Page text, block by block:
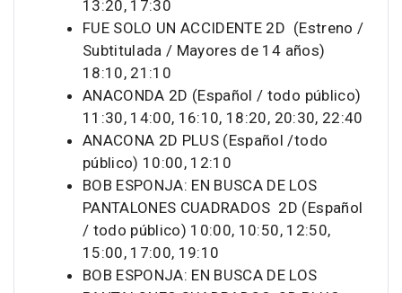
13:20, 17:30
FUE SOLO UN ACCIDENTE 2D (Estreno /
Subtitulada / Mayores de 14 años)
18:10, 21:10
ANACONDA 2D (Español / todo público)
11:30, 14:00, 16:10, 18:20, 20:30, 22:40
ANACONA 2D PLUS (Español /todo
público) 10:00, 12:10
BOB ESPONJA: EN BUSCA DE LOS
PANTALONES CUADRADOS 2D (Español
/ todo público) 10:00, 10:50, 12:50,
15:00, 17:00, 19:10
BOB ESPONJA: EN BUSCA DE LOS